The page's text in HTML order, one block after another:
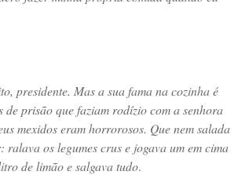
presidente. Mas a sua fama na cozinha é
de prisão que faziam rodízio com a senhora
mexidos eram horrorosos. Que nem salada
ralava os legumes crus e jogava um em cima
de limão e salgava tudo.